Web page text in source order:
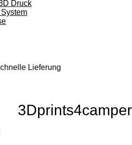
Druck
Lieferung
3Dprints4camper